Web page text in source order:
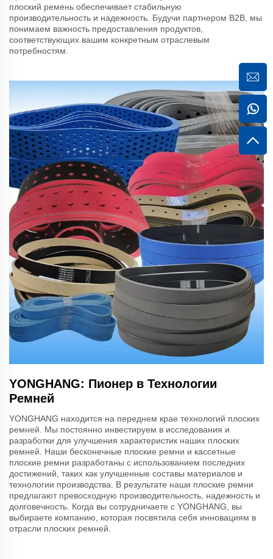
плоский ремень обеспечивает стабильную
производительность и надежность. Будучи партнером B2B, мы
понимаем важность предоставления продуктов,
соответствующих вашим конкретным отраслевым
потребностям.
YONGHANG: Пионер в Технологии
Ремней
YONGHANG находится на переднем крае технологий плоских
ремней. Мы постоянно инвестируем в исследования и
разработки для улучшения характеристик наших плоских
ремней. Наши бесконечные плоские ремни и кассетные
плоские ремни разработаны с использованием последних
достижений, таких как улучшенные составы материалов и
технологии производства. В результате наши плоские ремни
предлагают превосходную производительность, надежность и
долговечность. Когда вы сотрудничаете с YONGHANG, вы
выбираете компанию, которая посвятила себя инновациям в
отрасли плоских ремней.